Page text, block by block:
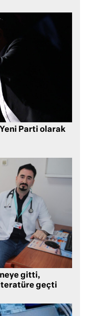
Yeni Parti olarak
gitti,
geçti